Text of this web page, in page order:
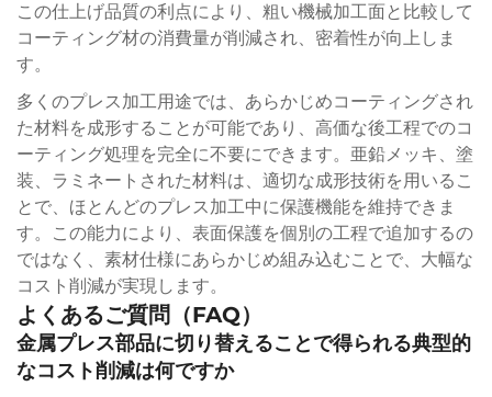
この仕上げ品質の利点により、粗い機械加工面と比較して
コーティング材の消費量が削減され、密着性が向上しま
す。
多くのプレス加工用途では、あらかじめコーティングされ
た材料を成形することが可能であり、高価な後工程でのコ
ーティング処理を完全に不要にできます。亜鉛メッキ、塗
装、ラミネートされた材料は、適切な成形技術を用いるこ
とで、ほとんどのプレス加工中に保護機能を維持できま
す。この能力により、表面保護を個別の工程で追加するの
ではなく、素材仕様にあらかじめ組み込むことで、大幅な
コスト削減が実現します。
よくあるご質問（FAQ）
金属プレス部品に切り替えることで得られる典型的
なコスト削減は何ですか